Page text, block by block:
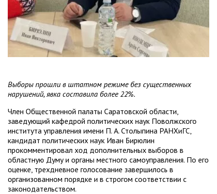
Выборы прошли в штатном режиме без существенных
нарушений, явка составила более 22%.
Член Общественной палаты Саратовской области,
заведующий кафедрой политических наук Поволжского
института управления имени П. А. Столыпина РАНХиГС,
кандидат политических наук Иван Бирюлин
прокомментировал ход дополнительных выборов в
областную Думу и органы местного самоуправления. По его
оценке, трехдневное голосование завершилось в
организованном порядке и в строгом соответствии с
законодательством.